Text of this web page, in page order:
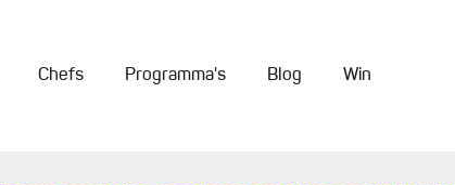
Chefs Programma's Blog Win